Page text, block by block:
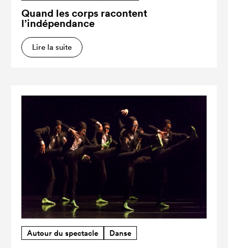
Quand les corps racontent
l’indépendance
Lire la suite
Autour du spectacle Danse